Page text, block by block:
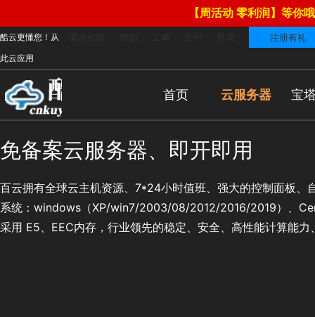
【周活动 零利润】等你哦
酷云更懂您！从
此云应用
注册有礼
首页 云服务器 宝
免备案云服务器、即开即用
百云拥有全球云主机资源、7*24小时值班、强大的控制面板、
系统：windows（XP/win7/2003/08/2012/2016/2019）、
采用 E5、EEC内存，行业领先的稳定、安全、高性能计算能